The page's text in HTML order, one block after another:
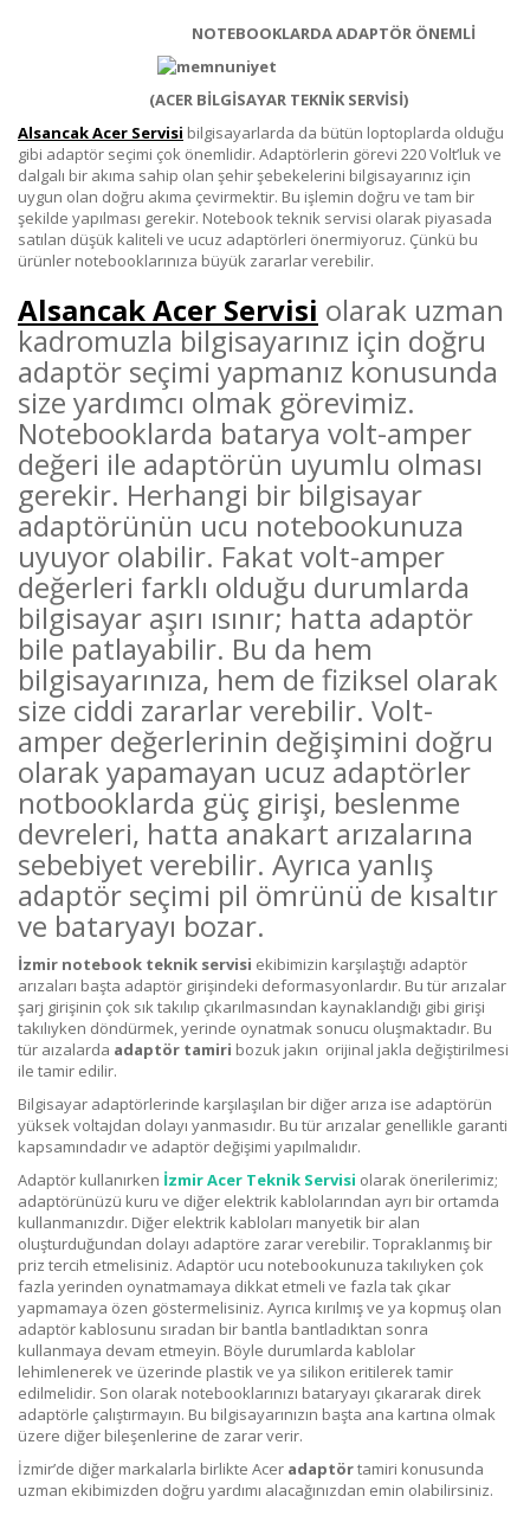
NOTEBOOKLARDA ADAPTÖR ÖNEMLİ
(ACER BİLGİSAYAR TEKNİK SERVİSİ)
Alsancak Acer Servisi bilgisayarlarda da bütün loptoplarda olduğu
gibi adaptör seçimi çok önemlidir. Adaptörlerin görevi 220 Volt’luk ve
dalgalı bir akıma sahip olan şehir şebekelerini bilgisayarınız için
uygun olan doğru akıma çevirmektir. Bu işlemin doğru ve tam bir
şekilde yapılması gerekir. Notebook teknik servisi olarak piyasada
satılan düşük kaliteli ve ucuz adaptörleri önermiyoruz. Çünkü bu
ürünler notebooklarınıza büyük zararlar verebilir.
Alsancak Acer Servisi olarak uzman
kadromuzla bilgisayarınız için doğru
adaptör seçimi yapmanız konusunda
size yardımcı olmak görevimiz.
Notebooklarda batarya volt-amper
değeri ile adaptörün uyumlu olması
gerekir. Herhangi bir bilgisayar
adaptörünün ucu notebookunuza
uyuyor olabilir. Fakat volt-amper
değerleri farklı olduğu durumlarda
bilgisayar aşırı ısınır; hatta adaptör
bile patlayabilir. Bu da hem
bilgisayarınıza, hem de fiziksel olarak
size ciddi zararlar verebilir. Volt-
amper değerlerinin değişimini doğru
olarak yapamayan ucuz adaptörler
notbooklarda güç girişi, beslenme
devreleri, hatta anakart arızalarına
sebebiyet verebilir. Ayrıca yanlış
adaptör seçimi pil ömrünü de kısaltır
ve bataryayı bozar.
İzmir notebook teknik servisi ekibimizin karşılaştığı adaptör
arızaları başta adaptör girişindeki deformasyonlardır. Bu tür arızalar
şarj girişinin çok sık takılıp çıkarılmasından kaynaklandığı gibi girişi
takılıyken döndürmek, yerinde oynatmak sonucu oluşmaktadır. Bu
tür aızalarda adaptör tamiri bozuk jakın orijinal jakla değiştirilmesi
ile tamir edilir.
Bilgisayar adaptörlerinde karşılaşılan bir diğer arıza ise adaptörün
yüksek voltajdan dolayı yanmasıdır. Bu tür arızalar genellikle garanti
kapsamındadır ve adaptör değişimi yapılmalıdır.
Adaptör kullanırken İzmir Acer Teknik Servisi olarak önerilerimiz;
adaptörünüzü kuru ve diğer elektrik kablolarından ayrı bir ortamda
kullanmanızdır. Diğer elektrik kabloları manyetik bir alan
oluşturduğundan dolayı adaptöre zarar verebilir. Topraklanmış bir
priz tercih etmelisiniz. Adaptör ucu notebookunuza takılıyken çok
fazla yerinden oynatmamaya dikkat etmeli ve fazla tak çıkar
yapmamaya özen göstermelisiniz. Ayrıca kırılmış ve ya kopmuş olan
adaptör kablosunu sıradan bir bantla bantladıktan sonra
kullanmaya devam etmeyin. Böyle durumlarda kablolar
lehimlenerek ve üzerinde plastik ve ya silikon eritilerek tamir
edilmelidir. Son olarak notebooklarınızı bataryayı çıkararak direk
adaptörle çalıştırmayın. Bu bilgisayarınızın başta ana kartına olmak
üzere diğer bileşenlerine de zarar verir.
İzmir’de diğer markalarla birlikte Acer adaptörtamiri konusunda
uzman ekibimizden doğru yardımı alacağınızdan emin olabilirsiniz.